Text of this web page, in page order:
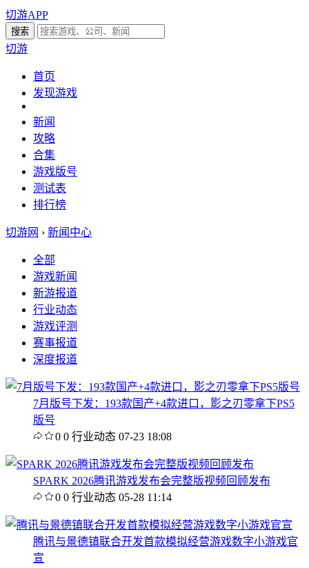
切游APP
切游
首页
发现游戏
新闻
攻略
合集
游戏版号
测试表
排行榜
切游网 › 新闻中心
全部
游戏新闻
新游报道
行业动态
游戏评测
赛事报道
深度报道
7月版号下发：193款国产+4款进口，影之刃零拿下PS5
版号
0 0 行业动态 07-23 18:08
SPARK 2026腾讯游戏发布会完整版视频回顾发布
0 0 行业动态 05-28 11:14
腾讯与景德镇联合开发首款模拟经营游戏数字小游戏官
宣